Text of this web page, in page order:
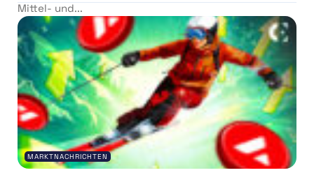
Mittel- und...
MARKTNACHRICHTEN